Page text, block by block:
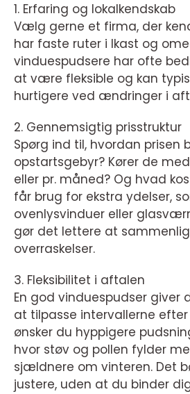
1. Erfaring og lokalkendskab
Vælg gerne et firma, der
har faste ruter i Ikast og
vinduespudsere har ofte
at være fleksible og kan
hurtigere ved ændringer i
2. Gennemsigtig prisstruktur
Spørg ind til, hvordan prisen
opstartsgebyr? Kører de
eller pr. måned? Og hvad
får brug for ekstra ydelser,
ovenlysvinduer eller
gør det lettere at
overraskelser.
3. Fleksibilitet i aftalen
En god vinduespudser giver
at tilpasse intervallerne efter
ønsker du hyppigere
hvor støv og pollen fylder
sjældnere om vinteren. Det
justere, uden at du binder